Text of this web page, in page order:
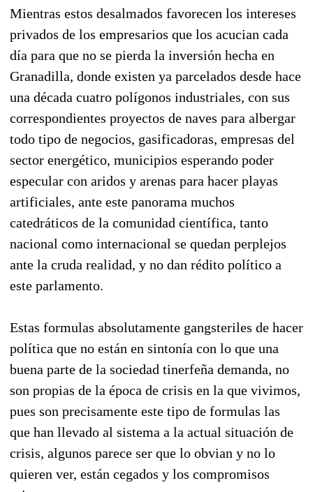
Mientras estos desalmados favorecen los intereses
privados de los empresarios que los acucian cada
día para que no se pierda la inversión hecha en
Granadilla, donde existen ya parcelados desde hace
una década cuatro polígonos industriales, con sus
correspondientes proyectos de naves para albergar
todo tipo de negocios, gasificadoras, empresas del
sector energético, municipios esperando poder
especular con aridos y arenas para hacer playas
artificiales, ante este panorama muchos
catedráticos de la comunidad científica, tanto
nacional como internacional se quedan perplejos
ante la cruda realidad, y no dan rédito político a
este parlamento.
Estas formulas absolutamente gangsteriles de hacer
política que no están en sintonía con lo que una
buena parte de la sociedad tinerfeña demanda, no
son propias de la época de crisis en la que vivimos,
pues son precisamente este tipo de formulas las
que han llevado al sistema a la actual situación de
crisis, algunos parece ser que lo obvian y no lo
quieren ver, están cegados y los compromisos